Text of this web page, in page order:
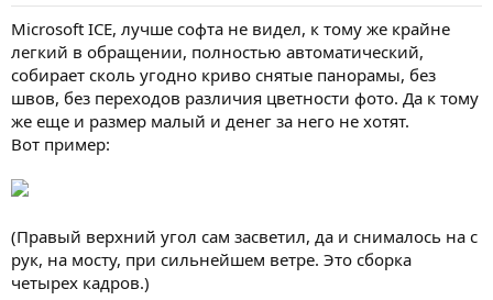
Microsoft ICE, лучше софта не видел, к тому же крайне
легкий в обращении, полностью автоматический,
собирает сколь угодно криво снятые панорамы, без
швов, без переходов различия цветности фото. Да к тому
же еще и размер малый и денег за него не хотят.
Вот пример:
(Правый верхний угол сам засветил, да и снималось на с
рук, на мосту, при сильнейшем ветре. Это сборка
четырех кадров.)